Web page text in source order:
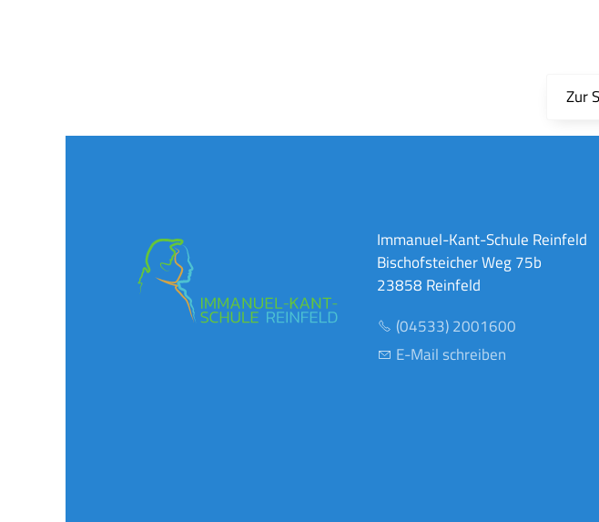
Zur
Immanuel-Kant-Schule Reinfeld
Bischofsteicher Weg 75b
23858 Reinfeld
(04533) 2001600
E-Mail schreiben